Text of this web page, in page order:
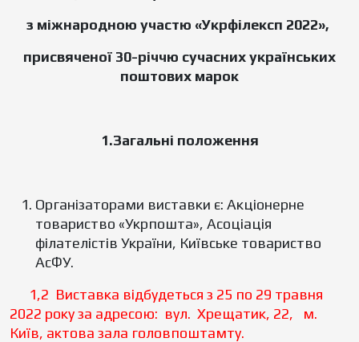
з міжнародною участю «Укрфілексп 2022»,
присвяченої 30-річчю сучасних українських
поштових марок
1.Загальні положення
Організаторами виставки є: Акціонерне
товариство «Укрпошта», Асоціація
філателістів України, Київське товариство
АсФУ.
1,2 Виставка відбудеться з 25 по 29 травня
2022 року за адресою: вул. Хрещатик, 22, м.
Київ, актова зала головпоштамту.